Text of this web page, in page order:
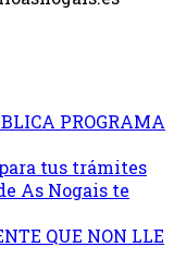
PROGRAMA
tus trámites
As Nogais te
QUE NON LLE